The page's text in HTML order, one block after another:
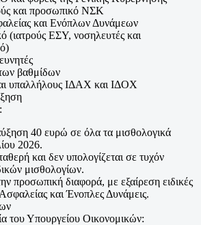
και προσωπικό ΝΣΚ
και Ενόπλων Δυνάμεων
(ιατρούς ΕΣΥ, νοσηλευτές και
βαθμίδων
υπαλλήλους ΙΔΑΧ και ΙΔΟΧ
40 ευρώ σε όλα τα μισθολογικά
2026.
και δεν υπολογίζεται σε τυχόν
μισθολογίων.
προσωπική διαφορά, με εξαίρεση ειδικές
και Ένοπλες Δυνάμεις.
του Υπουργείου Οικονομικών: